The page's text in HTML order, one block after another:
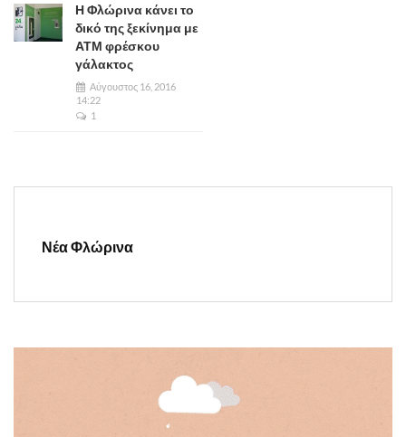
Η Φλώρινα κάνει το
δικό της ξεκίνημα με
ΑΤΜ φρέσκου
γάλακτος
Αύγουστος 16, 2016
14:22
1
Νέα Φλώρινα